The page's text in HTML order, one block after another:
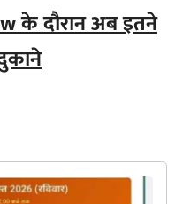
के दौरान अब इतने